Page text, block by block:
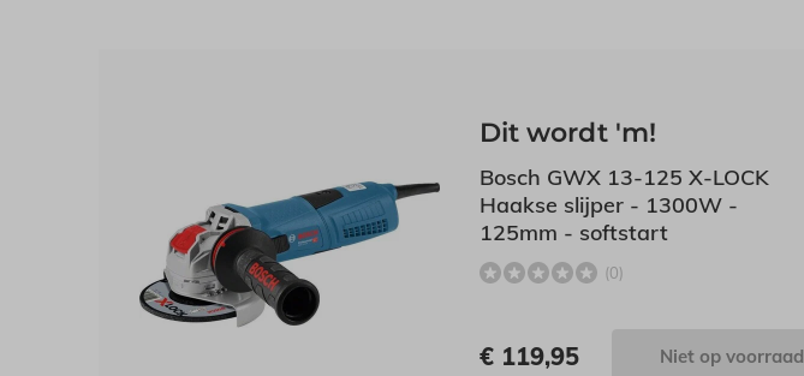
Dit wordt 'm!
Bosch GWX 13-125 X-LOCK
Haakse slijper - 1300W -
125mm - softstart
(0)
€ 119,95 Niet op voorraad